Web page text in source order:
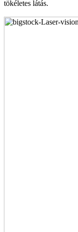
tökéletes látás.